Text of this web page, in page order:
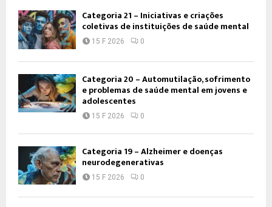
Categoria 21 – Iniciativas e criações
coletivas de instituições de saúde mental
15 F 2026 0
Categoria 20 – Automutilação, sofrimento
e problemas de saúde mental em jovens e
adolescentes
15 F 2026 0
Categoria 19 – Alzheimer e doenças
neurodegenerativas
15 F 2026 0